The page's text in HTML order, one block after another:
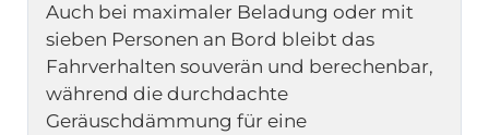
Auch bei maximaler Beladung oder mit
sieben Personen an Bord bleibt das
Fahrverhalten souverän und berechenbar,
während die durchdachte
Geräuschdämmung für eine